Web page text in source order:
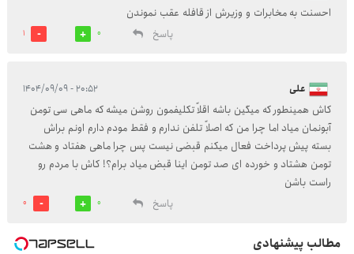
احسنت به مخابرات و وزیرش از قافله عقب نموندن
پاسخ
0
1
علی ۲۰:۵۲ - ۱۴۰۴/۰۹/۰۹
کاش همینطور که میگین باشه اقلاً تکلیفمون روشن میشه که ماهی سی تومن
آبونمان میاد اما چرا من که اصلاً تلفن ندارم و فقط مودم دارم اونم براش
بسته پیش پرداخت فعال میکنم قبضی نیست پس چرا ماهی هفتاد و هشت
تومن هشتاد و خورده ای صد تومن اینا قبض میاد برام؟! کاش با مردم رو
راست باشن
پاسخ
0
0
مطالب پیشنهادی